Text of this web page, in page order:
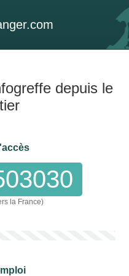
.com
depuis le
la France)